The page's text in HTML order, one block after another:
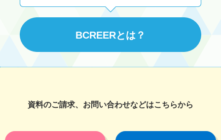
BCREERとは？
資料のご請求、お問い合わせなどはこちらから